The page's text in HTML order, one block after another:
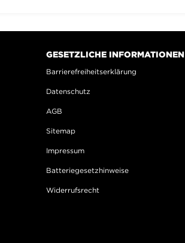
GESETZLICHE INFORMATIONEN
Barrierefreiheitserklärung
Datenschutz
AGB
Sitemap
Impressum
Batteriegesetzhinweise
Widerrufsrecht